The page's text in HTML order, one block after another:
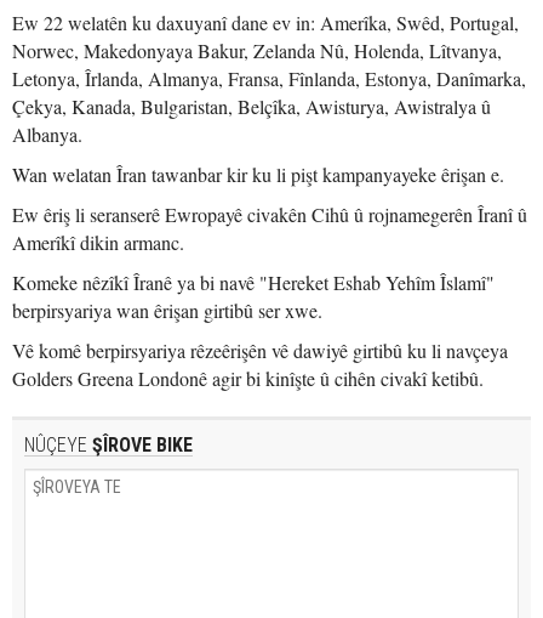
Ew 22 welatên ku daxuyanî dane ev in: Amerîka, Swêd, Portugal,
Norwec, Makedonyaya Bakur, Zelanda Nû, Holenda, Lîtvanya,
Letonya, Îrlanda, Almanya, Fransa, Fînlanda, Estonya, Danîmarka,
Çekya, Kanada, Bulgaristan, Belçîka, Awisturya, Awistralya û
Albanya.
Wan welatan Îran tawanbar kir ku li pişt kampanyayeke êrişan e.
Ew êriş li seranserê Ewropayê civakên Cihû û rojnamegerên Îranî û
Amerîkî dikin armanc.
Komeke nêzîkî Îranê ya bi navê "Hereket Eshab Yehîm Îslamî"
berpirsyariya wan êrişan girtibû ser xwe.
Vê komê berpirsyariya rêzeêrişên vê dawiyê girtibû ku li navçeya
Golders Greena Londonê agir bi kinîşte û cihên civakî ketibû.
NÛÇEYE ŞÎROVE BIKE